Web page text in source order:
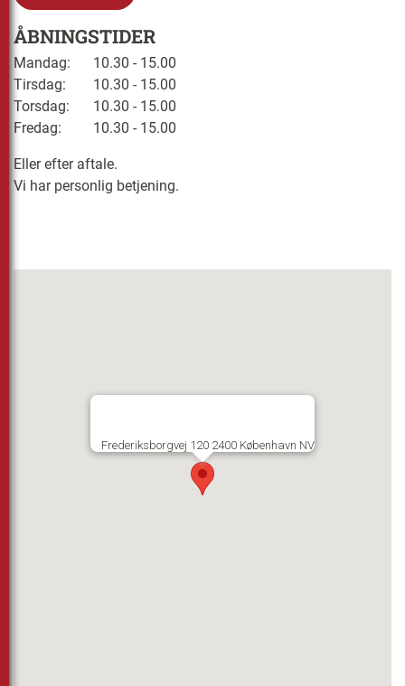
ÅBNINGSTIDER
Mandag:
10.30 - 15.00
Tirsdag:
10.30 - 15.00
Torsdag:
10.30 - 15.00
Fredag:
10.30 - 15.00
Eller efter aftale.
Vi har personlig betjening.
Frederiksborgvej 120 2400 København NV